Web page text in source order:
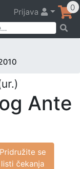
Prijava 0
Ante
Pridružite se
listi čekanja